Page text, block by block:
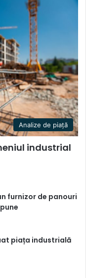
Analize de piață
industrial
furnizor de panouri
piața industrială